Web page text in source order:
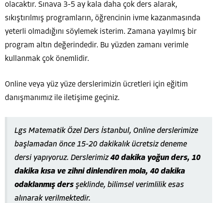
olacaktır. Sınava 3-5 ay kala daha çok ders alarak,
sıkıştırılmış programların, öğrencinin ivme kazanmasında
yeterli olmadığını söylemek isterim. Zamana yayılmış bir
program altın değerindedir. Bu yüzden zamanı verimle
kullanmak çok önemlidir.
Online veya yüz yüze derslerimizin ücretleri için eğitim
danışmanımız ile iletişime geçiniz.
Lgs Matematik Özel Ders İstanbul, Online derslerimize
başlamadan önce 15-20 dakikalık ücretsiz deneme
dersi yapıyoruz. Derslerimiz40 dakika yoğun ders, 10
dakika kısa ve zihni dinlendiren mola, 40 dakika
odaklanmış ders şeklinde, bilimsel verimlilik esas
alınarak verilmektedir.